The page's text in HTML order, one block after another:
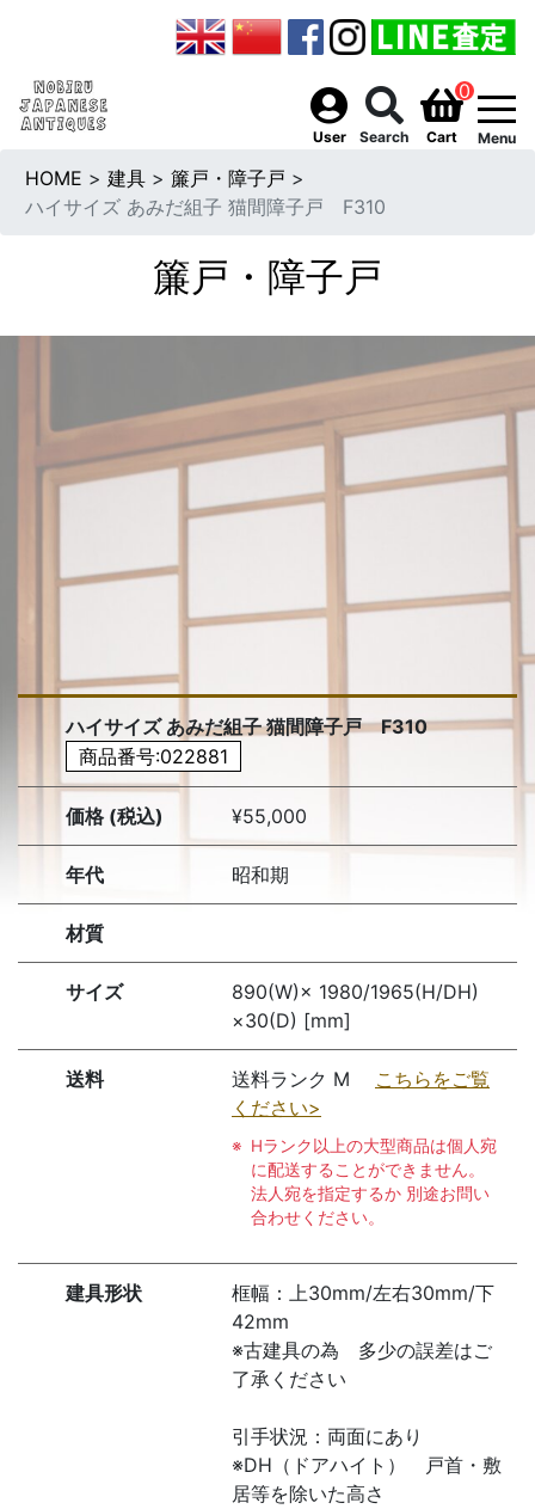
User Search
0
Cart Menu
HOME > 建具 > 簾戸・障子戸 >
ハイサイズ あみだ組子 猫間障子戸 F310
簾戸・障子戸
ハイサイズ あみだ組子 猫間障子戸 F310
商品番号:022881
価格 (税込) ¥55,000
年代 昭和期
材質
サイズ
890(W)× 1980/1965(H/DH)
×30(D) [mm]
送料 送料ランク M こちらをご覧
ください>
Hランク以上の大型商品は個人宛
に配送することができません。
法人宛を指定するか 別途お問い
合わせください。
建具形状
框幅：上30mm/左右30mm/下
42mm
※古建具の為 多少の誤差はご
了承ください
引手状況：両面にあり
※DH（ドアハイト） 戸首・敷
居等を除いた高さ